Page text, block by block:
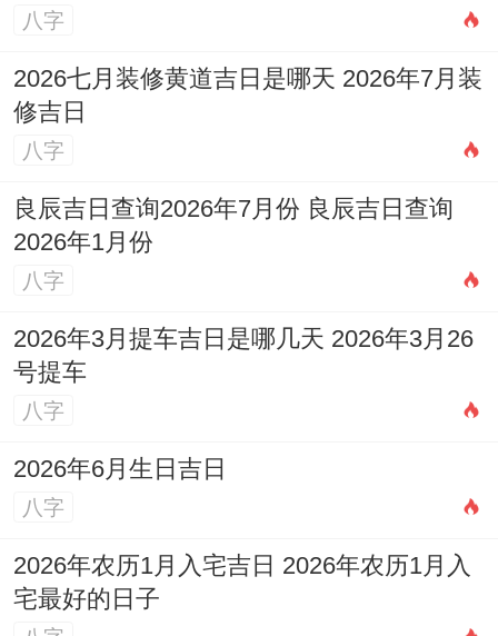
时(05时至07时)、午时(11时至13时)、酉时
字里桃花星时桃花运一直旺，在异性面前有
魅力，受欢迎。巳时(09时至11时)和丑时(01
时桃花运好；寅时(03时至05时)和戌时(9时
至21时)出生的朋友，阴历二月或遇兔年时
17时)出生的朋友，阴历八月或遇鸡年时桃
花运好；亥时(21时至23时)和未时(13时至
花运好，这段时间异性喜欢，缘份好，追求
的人多，爱情浪漫。
从生肖角度分析，有四类情况：猪年、兔
年、羊年出生的人遇子、鼠年走桃花运；蛇
八字
2026七月装修黄道吉日是哪天 2026年7月装
修吉日
八字
良辰吉日查询2026年7月份 良辰吉日查询
2026年1月份
八字
2026年3月提车吉日是哪几天 2026年3月26
号提车
八字
2026年6月生日吉日
八字
2026年农历1月入宅吉日 2026年农历1月入
宅最好的日子